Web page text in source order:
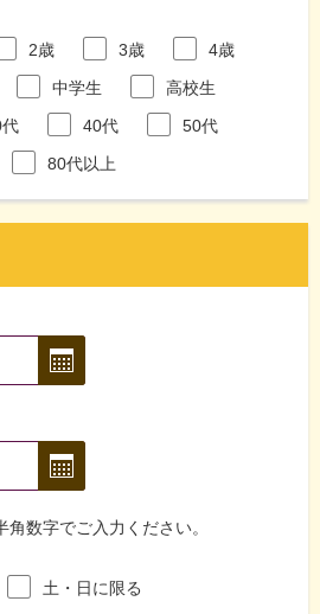
2歳 3歳
4歳
中学生
高校生
40代
50代
80代以上
数字でご入力ください。
土・日に限る